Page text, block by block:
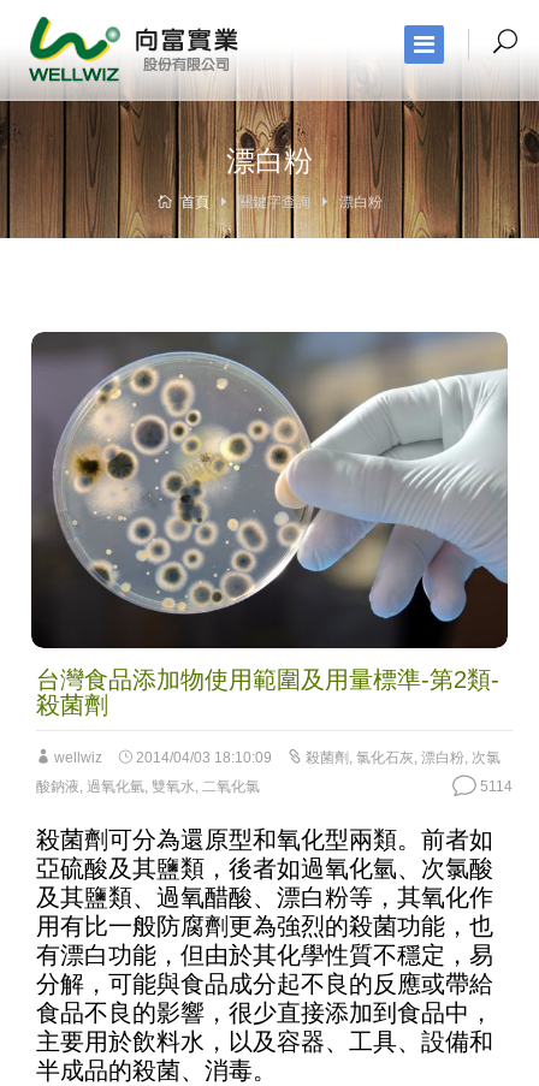
漂白粉
首頁 關鍵字查詢 漂白粉
台灣食品添加物使用範圍及用量標準-第2類-
殺菌劑
wellwiz 2014/04/03 18:10:09 殺菌劑 , 氯化石灰, 漂白粉, 次氯
酸鈉液, 過氧化氫, 雙氧水, 二氧化氯 5114
殺菌劑可分為還原型和氧化型兩類。前者如
亞硫酸及其鹽類，後者如過氧化氫、次氯酸
及其鹽類、過氧醋酸、漂白粉等，其氧化作
用有比一般防腐劑更為強烈的殺菌功能，也
有漂白功能，但由於其化學性質不穩定，易
分解，可能與食品成分起不良的反應或帶給
食品不良的影響，很少直接添加到食品中，
主要用於飲料水，以及容器、工具、設備和
半成品的殺菌、消毒。